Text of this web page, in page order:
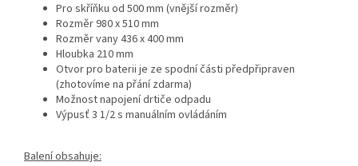
Pro skříňku od 500 mm (vnější rozměr)
Rozměr 980 x 510 mm
Rozměr vany 436 x 400 mm
Hloubka 210 mm
Otvor pro baterii je ze spodní části předpřipraven
(zhotovíme na přání zdarma)
Možnost napojení drtiče odpadu
Výpusť 3 1/2 s manuálním ovládáním
Balení obsahuje: